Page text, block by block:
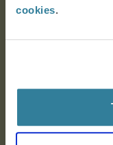
cookies.
Nytorv 7, 2. sal